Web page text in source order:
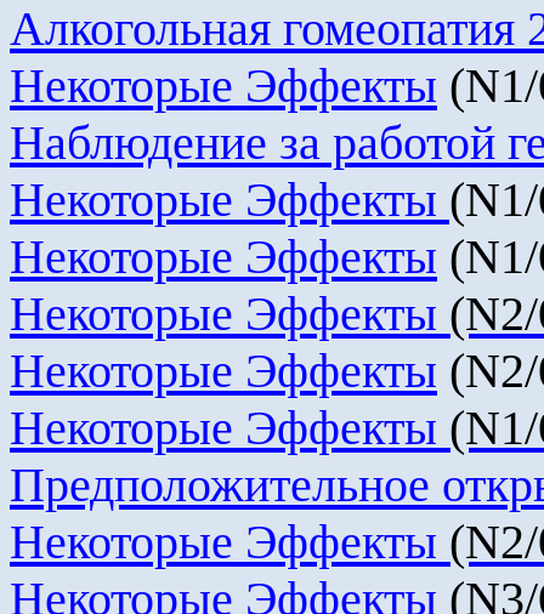
Алкогольная гомеопатия
Некоторые Эффекты
Наблюдение за работой
Некоторые Эффекты
Некоторые Эффекты
Некоторые Эффекты
Некоторые Эффекты
Некоторые Эффекты
Предположительное
Некоторые Эффекты
Некоторые Эффекты